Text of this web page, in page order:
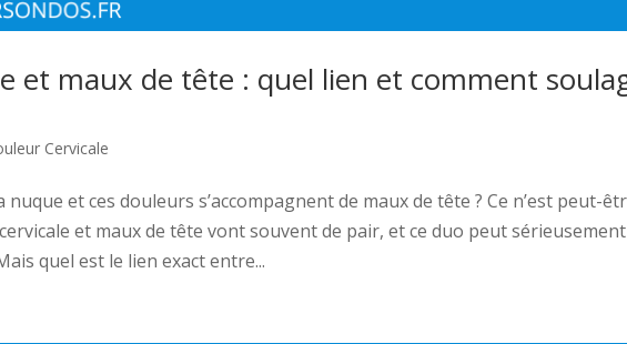
et maux de tête : quel lien et comment
Cervicale
et ces douleurs s’accompagnent de maux de tête ? Ce n’est peut-
et maux de tête vont souvent de pair, et ce duo peut sérieusement
quel est le lien exact entre...